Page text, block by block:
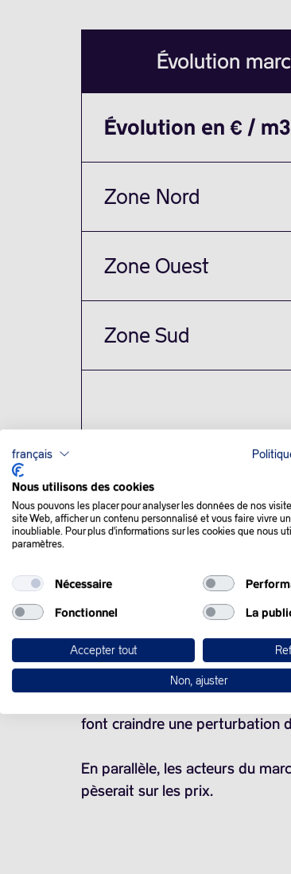
Évolution
Évolution en € / m3
Zone Nord
Zone Ouest
Zone Sud
QUE SE
Les prix du pétrole ont reculé
Le président russe Vladimir
américain visant à mettre fin
des perspectives d’un accord de
Les cours de l’or noir sont
font craindre une perturbation
En parallèle, les acteurs du
pèserait sur les prix.
français
Nous utilisons des cookies
Nous pouvons les placer pour analyser les données de nos
site Web, afficher un contenu personnalisé et vous faire vivre
inoubliable. Pour plus d'informations sur les cookies que nous
paramètres.
Nécessaire
Fonctionnel La
Accepter tout
Non, ajuster